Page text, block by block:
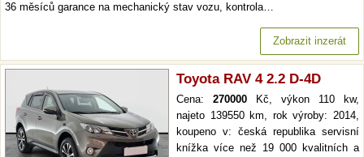
36 měsíců garance na mechanický stav vozu, kontrola…
Zobrazit inzerát
Toyota RAV 4 2.2 D-4D
Cena: 270000 Kč, výkon 110 kw,
najeto 139550 km, rok výroby: 2014,
koupeno v: česká republika servisní
knížka více než 19 000 kvalitních a